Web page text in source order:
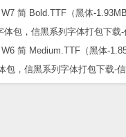
体包，信黑系列字体打包下
包，信黑系列字体打包下载-